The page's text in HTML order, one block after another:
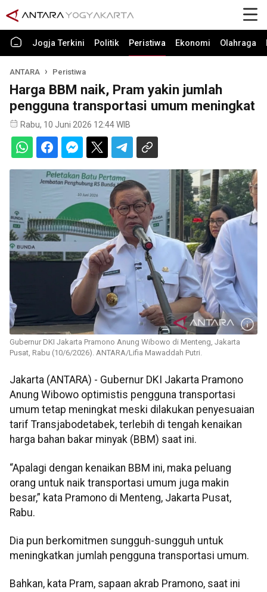
Jogja Terkini Politik Peristiwa Ekonomi Olahraga
ANTARA Peristiwa
Harga BBM naik, Pram yakin jumlah
pengguna transportasi umum meningkat
Rabu, 10 Juni 2026 12:44 WIB
Gubernur DKI Jakarta Pramono Anung Wibowo di Menteng, Jakarta
Pusat, Rabu (10/6/2026). ANTARA/Lifia Mawaddah Putri.
Jakarta (ANTARA) - Gubernur DKI Jakarta Pramono
Anung Wibowo optimistis pengguna transportasi
umum tetap meningkat meski dilakukan penyesuaian
tarif Transjabodetabek, terlebih di tengah kenaikan
harga bahan bakar minyak (BBM) saat ini.
“Apalagi dengan kenaikan BBM ini, maka peluang
orang untuk naik transportasi umum juga makin
besar,” kata Pramono di Menteng, Jakarta Pusat,
Rabu.
Dia pun berkomitmen sungguh-sungguh untuk
meningkatkan jumlah pengguna transportasi umum.
Bahkan, kata Pram, sapaan akrab Pramono, saat ini